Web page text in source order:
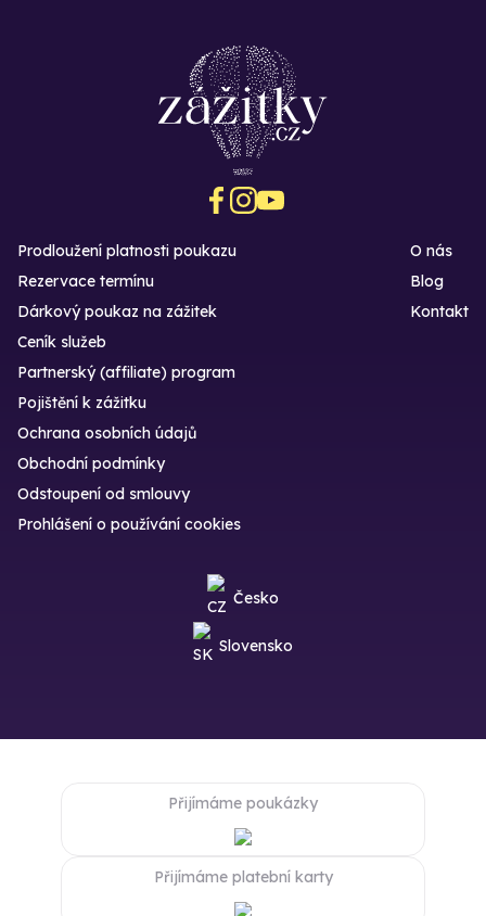
Prodloužení platnosti poukazu
Rezervace termínu
Dárkový poukaz na zážitek
O nás
Blog
Kontakt
Ceník služeb
Partnerský (affiliate) program
Pojištění k zážitku
Ochrana osobních údajů
Obchodní podmínky
Odstoupení od smlouvy
Prohlášení o používání cookies
Česko
Slovensko
Přijímáme poukázky
Přijímáme platební karty